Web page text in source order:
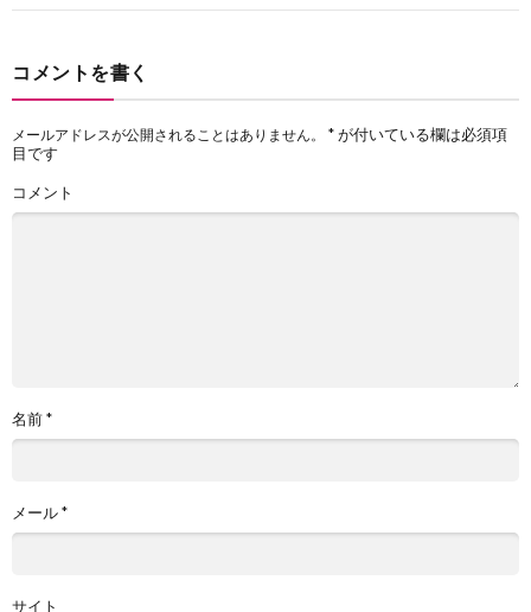
コメントを書く
メールアドレスが公開されることはありません。 *が付いている欄は必須項
目です
コメント
名前*
メール*
サイト